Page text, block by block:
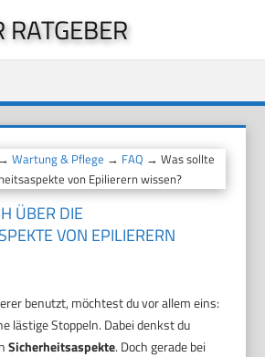
RATGEBER
→Wartung & Pflege → FAQ → Was sollte
von Epilierern wissen?
ÜBER DIE
VON EPILIERERN
benutzt, möchtest du vor allem eins:
lästige Stoppeln. Dabei denkst du
Sicherheitsaspekte. Doch gerade bei